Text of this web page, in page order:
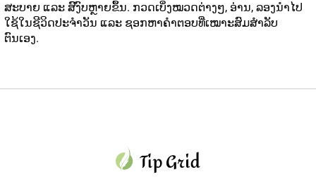
ສະບາຍ ແລະ ສົງົບຫຼາຍຂຶ້ນ. ກວດເບິ່ງໝວດຕ່າງໆ, ອ່ານ, ລອງນໍາໄປ
ໃຊ້ໃນຊີວິດປະຈໍາວັນ ແລະ ຊອກຫາຄໍາຕອບທີ່ເໝາະສົມສໍາລັບ
ຕົນເອງ.